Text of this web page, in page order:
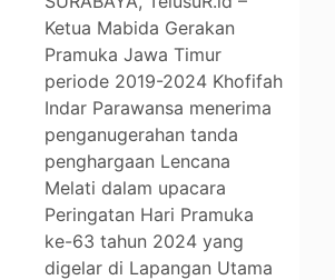
Ketua Mabida Gerakan
Pramuka Jawa Timur
periode 2019-2024 Khofifah
Indar Parawansa menerima
penganugerahan tanda
penghargaan Lencana
Melati dalam upacara
Peringatan Hari Pramuka
ke-63 tahun 2024 yang
digelar di Lapangan Utama